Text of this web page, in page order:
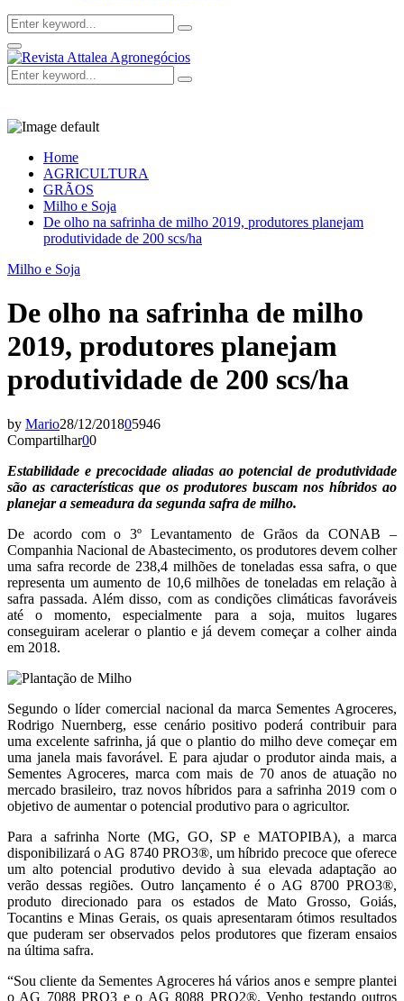
Search
for:
Search
Facebook
Twitter
Instagram
Linkedin
Youtube
Email
Primary
Menu
Search
for:
Search
Home
AGRICULTURA
GRÃOS
Milho e Soja
De olho na safrinha de milho 2019, produtores planejam
produtividade de 200 scs/ha
Milho e Soja
De olho na safrinha de milho
2019, produtores planejam
produtividade de 200 scs/ha
by Mario28/12/201805946
Compartilhar00
Estabilidade e precocidade aliadas ao potencial de produtividade
são as características que os produtores buscam nos híbridos ao
planejar a semeadura da segunda safra de milho.
De acordo com o 3º Levantamento de Grãos da CONAB –
Companhia Nacional de Abastecimento, os produtores devem colher
uma safra recorde de 238,4 milhões de toneladas essa safra, o que
representa um aumento de 10,6 milhões de toneladas em relação à
safra passada. Além disso, com as condições climáticas favoráveis
até o momento, especialmente para a soja, muitos lugares
conseguiram acelerar o plantio e já devem começar a colher ainda
em 2018.
Segundo o líder comercial nacional da marca Sementes Agroceres,
Rodrigo Nuernberg, esse cenário positivo poderá contribuir para
uma excelente safrinha, já que o plantio do milho deve começar em
uma janela mais favorável. E para ajudar o produtor ainda mais, a
Sementes Agroceres, marca com mais de 70 anos de atuação no
mercado brasileiro, traz novos híbridos para a safrinha 2019 com o
objetivo de aumentar o potencial produtivo para o agricultor.
Para a safrinha Norte (MG, GO, SP e MATOPIBA), a marca
disponibilizará o AG 8740 PRO3®, um híbrido precoce que oferece
um alto potencial produtivo devido à sua elevada adaptação ao
verão dessas regiões. Outro lançamento é o AG 8700 PRO3®,
produto direcionado para os estados de Mato Grosso, Goiás,
Tocantins e Minas Gerais, os quais apresentaram ótimos resultados
que puderam ser observados pelos produtores que fizeram ensaios
na última safra.
“Sou cliente da Sementes Agroceres há vários anos e sempre plantei
o AG 7088 PRO3 e o AG 8088 PRO2®. Venho testando outros